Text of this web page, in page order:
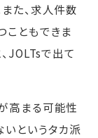
た、求人件数
こともできま
JOLTsで出て
高まる可能性
いというタカ派